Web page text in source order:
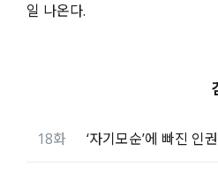
일 나온다.
18화 ‘자기모순’에 빠진 인